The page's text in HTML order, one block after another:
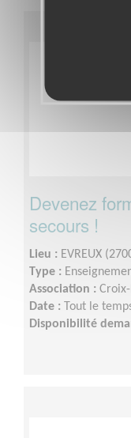
Devenez
secours !
Lieu : EVREUX
Type :
Association :
Date : Tout le
Disponibilité